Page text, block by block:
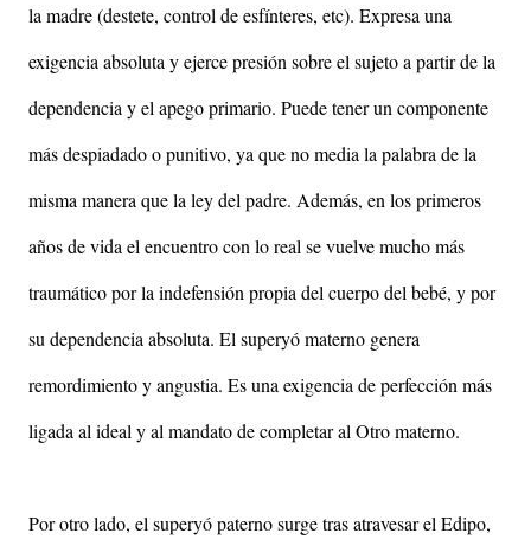
la madre (destete, control de esfínteres, etc). Expresa una
exigencia absoluta y ejerce presión sobre el sujeto a partir de la
dependencia y el apego primario. Puede tener un componente
más despiadado o punitivo, ya que no media la palabra de la
misma manera que la ley del padre. Además, en los primeros
años de vida el encuentro con lo real se vuelve mucho más
traumático por la indefensión propia del cuerpo del bebé, y por
su dependencia absoluta. El superyó materno genera
remordimiento y angustia. Es una exigencia de perfección más
ligada al ideal y al mandato de completar al Otro materno.
Por otro lado, el superyó paterno surge tras atravesar el Edipo,